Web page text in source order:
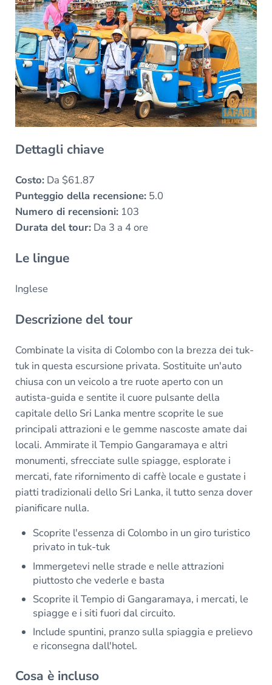
Dettagli chiave
Costo:Da $61.87
Punteggio della recensione:5.0
Numero di recensioni:103
Durata del tour:Da 3 a 4 ore
Le lingue
Inglese
Descrizione del tour
Combinate la visita di Colombo con la brezza dei tuk-
tuk in questa escursione privata. Sostituite un'auto
chiusa con un veicolo a tre ruote aperto con un
autista-guida e sentite il cuore pulsante della
capitale dello Sri Lanka mentre scoprite le sue
principali attrazioni e le gemme nascoste amate dai
locali. Ammirate il Tempio Gangaramaya e altri
monumenti, sfrecciate sulle spiagge, esplorate i
mercati, fate rifornimento di caffè locale e gustate i
piatti tradizionali dello Sri Lanka, il tutto senza dover
pianificare nulla.
Scoprite l'essenza di Colombo in un giro turistico
privato in tuk-tuk
Immergetevi nelle strade e nelle attrazioni
piuttosto che vederle e basta
Scoprite il Tempio di Gangaramaya, i mercati, le
spiagge e i siti fuori dal circuito.
Include spuntini, pranzo sulla spiaggia e prelievo
e riconsegna dall'hotel.
Cosa è incluso